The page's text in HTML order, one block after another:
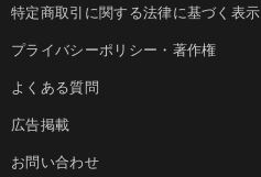
特定商取引に関する法律に基づく表示
プライバシーポリシー・著作権
よくある質問
広告掲載
お問い合わせ